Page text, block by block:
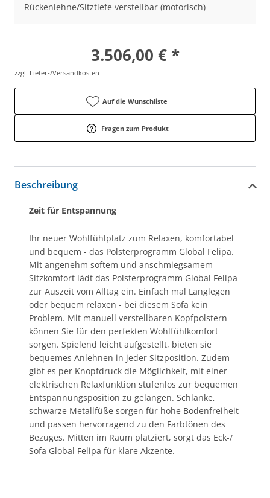
Rückenlehne/Sitztiefe verstellbar (motorisch)
3.506,00 € *
zzgl. Liefer-/Versandkosten
Auf die Wunschliste
Fragen zum Produkt
Beschreibung
Zeit für Entspannung
Ihr neuer Wohlfühlplatz zum Relaxen, komfortabel
und bequem - das Polsterprogramm Global Felipa.
Mit angenehm softem und anschmiegsamem
Sitzkomfort lädt das Polsterprogramm Global Felipa
zur Auszeit vom Alltag ein. Einfach mal Langlegen
oder bequem relaxen - bei diesem Sofa kein
Problem. Mit manuell verstellbaren Kopfpolstern
können Sie für den perfekten Wohlfühlkomfort
sorgen. Spielend leicht aufgestellt, bieten sie
bequemes Anlehnen in jeder Sitzposition. Zudem
gibt es per Knopfdruck die Möglichkeit, mit einer
elektrischen Relaxfunktion stufenlos zur bequemen
Entspannungsposition zu gelangen. Schlanke,
schwarze Metallfüße sorgen für hohe Bodenfreiheit
und passen hervorragend zu den Farbtönen des
Bezuges. Mitten im Raum platziert, sorgt das Eck-/
Sofa Global Felipa für klare Akzente.